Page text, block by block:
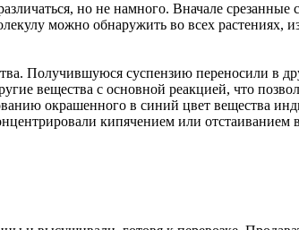
но не намного. Вначале
можно обнаружить во всех растениях,
Получившуюся суспензию переносили в
вещества с основной реакцией, что
окрашенного в синий цвет вещества
кипячением или отстаиванием